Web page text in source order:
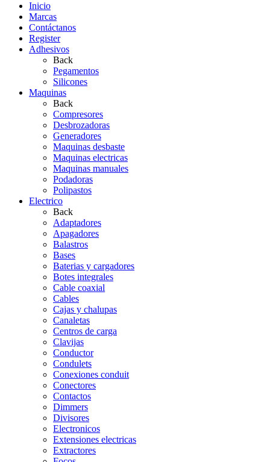
Inicio
Marcas
Contáctanos
Register
Adhesivos
Back
Pegamentos
Silicones
Maquinas
Back
Compresores
Desbrozadoras
Generadores
Maquinas desbaste
Maquinas electricas
Maquinas manuales
Podadoras
Polipastos
Electrico
Back
Adaptadores
Apagadores
Balastros
Bases
Baterias y cargadores
Botes integrales
Cable coaxial
Cables
Cajas y chalupas
Canaletas
Centros de carga
Clavijas
Conductor
Condulets
Conexiones conduit
Conectores
Contactos
Dimmers
Divisores
Electronicos
Extensiones electricas
Extractores